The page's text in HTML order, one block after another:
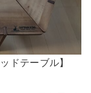
ドテーブル】